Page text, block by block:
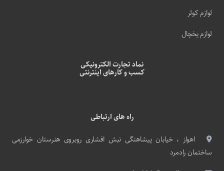
لوازم کولر
لوازم یخچال
نماد تجارت الکترونیکی
کسب و کارهای اینترنتی
راه های ارتباطی
اهواز ، خیابان پیشاهنگی نبش افشاری روبروی هنرستان خوارزمی
ساختمان رادمرد